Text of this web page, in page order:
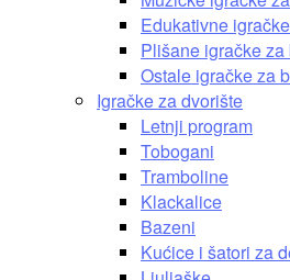
Edukativne
Plišane igračke za
Ostale igračke za
Igračke za dvorište
Letnji program
Tobogani
Tramboline
Klackalice
Bazeni
Kućice i šatori za